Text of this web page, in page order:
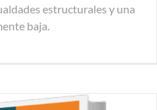
estructurales y una
baja.